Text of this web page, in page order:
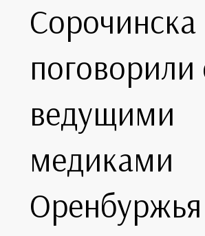
Сорочинска
поговорили
ведущими
медиками
Оренбуржья